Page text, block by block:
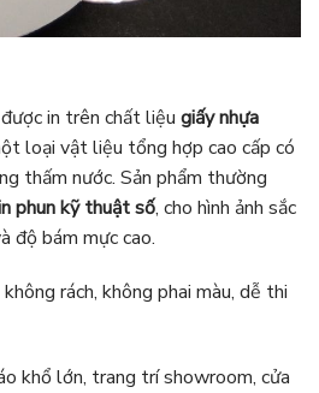
in trên chất liệu giấy nhựa
loại vật liệu tổng hợp cao cấp có
thấm nước. Sản phẩm thường
phun kỹ thuật số, cho hình ảnh sắc
độ bám mực cao.
rách, không phai màu, dễ thi
khổ lớn, trang trí showroom, cửa